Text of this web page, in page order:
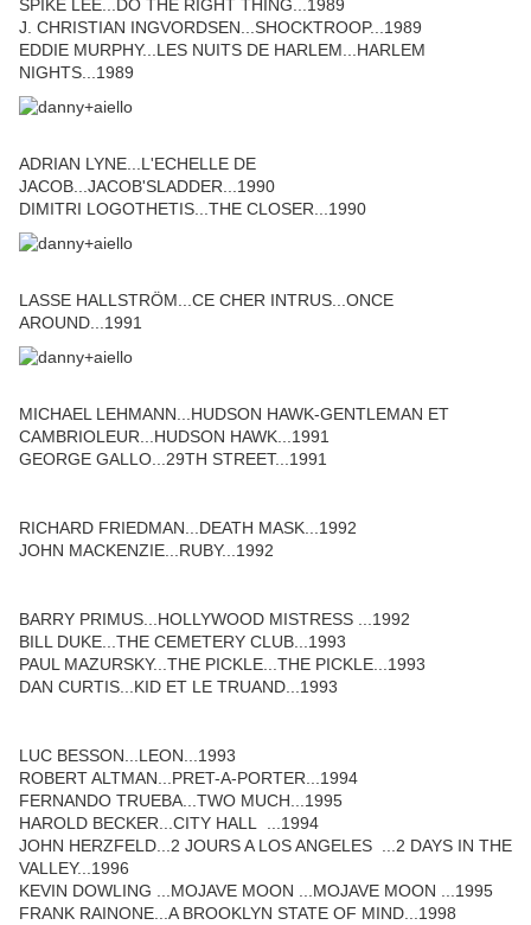
SPIKE LEE...DO THE RIGHT THING...1989
J. CHRISTIAN INGVORDSEN...SHOCKTROOP...1989
EDDIE MURPHY...LES NUITS DE HARLEM...HARLEM
NIGHTS...1989
ADRIAN LYNE...L'ECHELLE DE
JACOB...JACOB'SLADDER...1990
DIMITRI LOGOTHETIS...THE CLOSER...1990
LASSE HALLSTRÖM...CE CHER INTRUS...ONCE
AROUND...1991
MICHAEL LEHMANN...HUDSON HAWK-GENTLEMAN ET
CAMBRIOLEUR...HUDSON HAWK...1991
GEORGE GALLO...29TH STREET...1991
RICHARD FRIEDMAN...DEATH MASK...1992
JOHN MACKENZIE...RUBY...1992
BARRY PRIMUS...HOLLYWOOD MISTRESS ...1992
BILL DUKE...THE CEMETERY CLUB...1993
PAUL MAZURSKY...THE PICKLE...THE PICKLE...1993
DAN CURTIS...KID ET LE TRUAND...1993
LUC BESSON...LEON...1993
ROBERT ALTMAN...PRET-A-PORTER...1994
FERNANDO TRUEBA...TWO MUCH...1995
HAROLD BECKER...CITY HALL ...1994
JOHN HERZFELD...2 JOURS A LOS ANGELES ...2 DAYS IN THE
VALLEY...1996
KEVIN DOWLING ...MOJAVE MOON ...MOJAVE MOON ...1995
FRANK RAINONE...A BROOKLYN STATE OF MIND...1998